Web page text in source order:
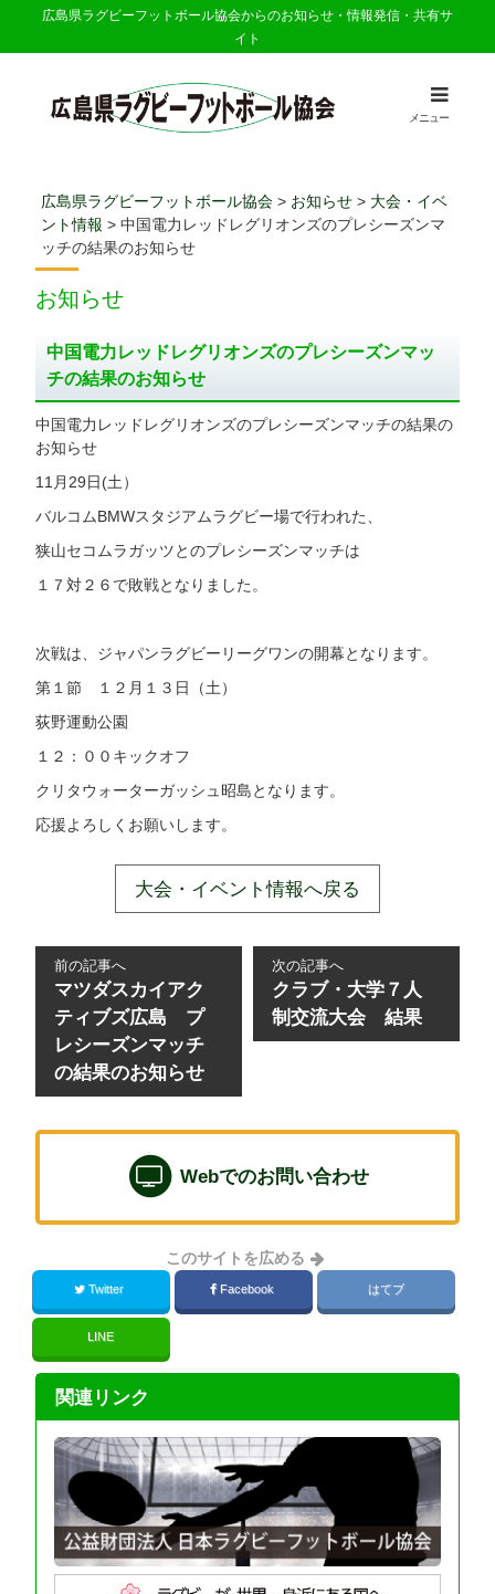
広島県ラグビーフットボール協会からのお知らせ・情報発信・共有サ
イト
メニュー
広島県ラグビーフットボール協会 > お知らせ > 大会・イベ
ント情報 >中国電力レッドレグリオンズのプレシーズンマ
ッチの結果のお知らせ
お知らせ
中国電力レッドレグリオンズのプレシーズンマッ
チの結果のお知らせ
中国電力レッドレグリオンズのプレシーズンマッチの結果の
お知らせ
11月29日(土）
バルコムBMWスタジアムラグビー場で行われた、
狭山セコムラガッツとのプレシーズンマッチは
１７対２６で敗戦となりました。
次戦は、ジャパンラグビーリーグワンの開幕となります。
第１節 １２月１３日（土）
荻野運動公園
１２：００キックオフ
クリタウォーターガッシュ昭島となります。
応援よろしくお願いします。
大会・イベント情報へ戻る
前の記事へ
マツダスカイアク
ティブズ広島 プ
レシーズンマッチ
の結果のお知らせ
次の記事へ
クラブ・大学７人
制交流大会 結果
Webでのお問い合わせ
このサイトを広める
Twitter Facebook はてブ
LINE
関連リンク